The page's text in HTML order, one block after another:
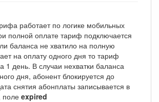
работает по логике мобильных
полной оплате тариф подключается
баланса не хватило на полную
на оплату одного дня то тариф
1 день. В случаи нехватки баланса
дня, абонент блокируется до
снятия абонплаты записывается в
полеexpired